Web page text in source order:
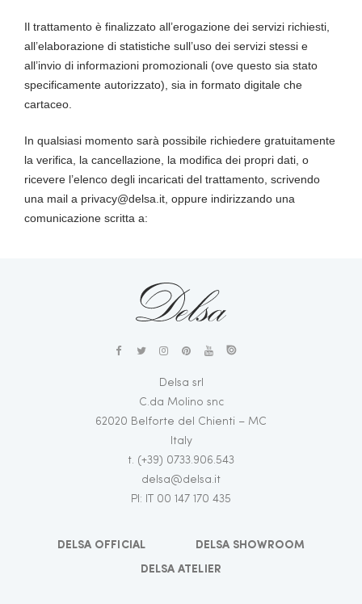
Il trattamento è finalizzato all’erogazione dei servizi richiesti,
all’elaborazione di statistiche sull’uso dei servizi stessi e
all’invio di informazioni promozionali (ove questo sia stato
specificamente autorizzato), sia in formato digitale che
cartaceo.
In qualsiasi momento sarà possibile richiedere gratuitamente
la verifica, la cancellazione, la modifica dei propri dati, o
ricevere l’elenco degli incaricati del trattamento, scrivendo
una mail a privacy@delsa.it, oppure indirizzando una
comunicazione scritta a:
Delsa srl
C.da Molino snc
62020 Belforte del Chienti – MC
Italy
t. (+39) 0733.906.543
delsa@delsa.it
PI: IT 00 147 170 435
DELSA OFFICIAL DELSA SHOWROOM
DELSA ATELIER